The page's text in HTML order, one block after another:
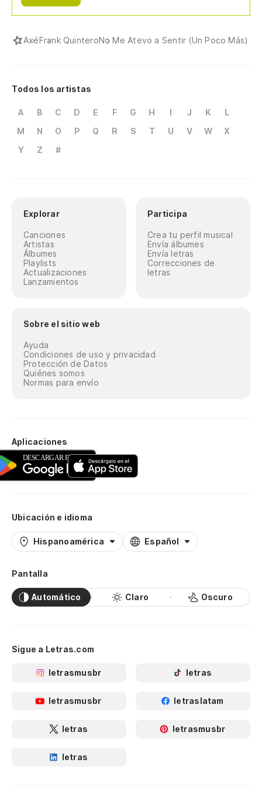
AxéFrank QuinteroNo Me Atevo a Sentir (Un Poco Más)
Todos los artistas
A B C D E F G H I J K
L
M
N O P Q R S T U V W
X
Y
Z #
Explorar
Canciones
Artistas
Álbumes
Playlists
Actualizaciones
Lanzamientos
Participa
Crea tu perfil musical
Envía álbumes
Envía letras
Correcciones de
letras
Sobre el sitio web
Ayuda
Condiciones de uso y privacidad
Protección de Datos
Quiénes somos
Normas para envío
Aplicaciones
Ubicación e idioma
Hispanoamérica Español
Pantalla
Automático Claro Oscuro
Sigue a Letras.com
letrasmusbr letras
letrasmusbr letraslatam
letras letrasmusbr
letras